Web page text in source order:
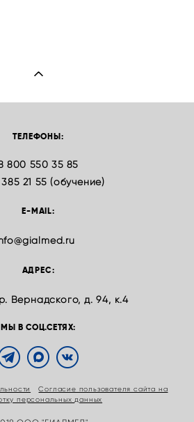
ТЕЛЕФОНЫ:
800 550 35 85
21 55 (обучение)
E-MAIL:
АДРЕС:
Вернадского, д. 94, к.4
МЫ В СОЦ.СЕТЯХ:
Согласие пользователя сайта на
персональных данных